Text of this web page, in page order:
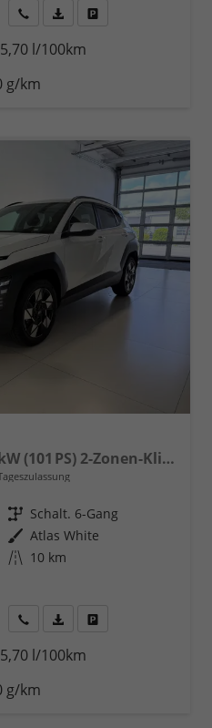
anfordern
Datei,
5,70 l/100km
g/km
GO+ 1.0 T-GDI 2WD 74 kW (101 PS) 2-Zonen-Klimaautomatik, Sitzheizung, Lenkradheizung, DAB, Android Auto, Apple CarPlay, Navigationssystem, Induktionsladestation, LED-Scheinwerfer, 18 Zoll Leichtmetallfelgen, uvm
Getriebe Schalt. 6-Gang
Außenfarbe Atlas White
Kilometerstand 10 km
anfordern
Datei,
5,70 l/100km
g/km